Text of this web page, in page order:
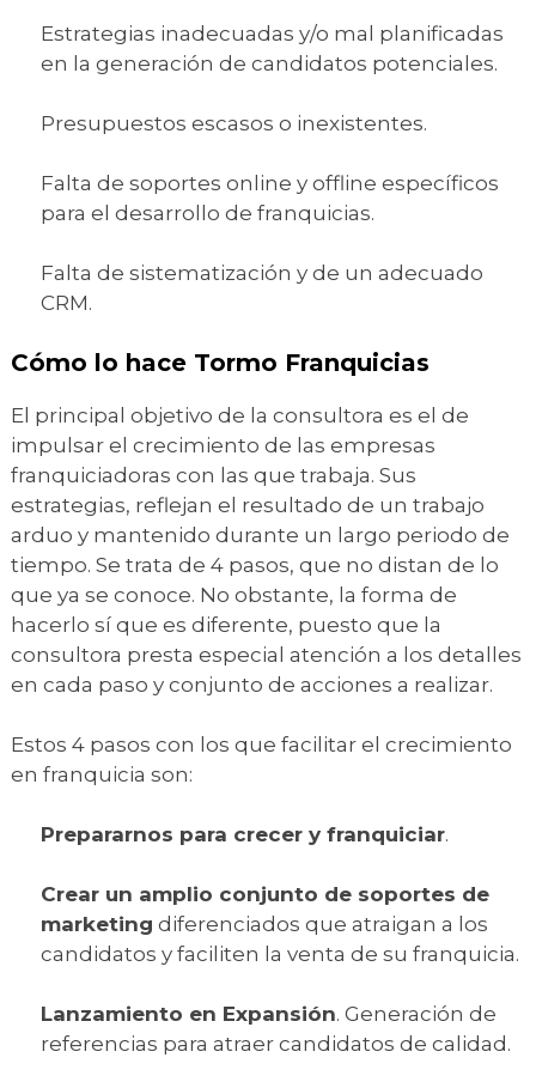
Estrategias inadecuadas y/o mal planificadas
en la generación de candidatos potenciales.
Presupuestos escasos o inexistentes.
Falta de soportes online y offline específicos
para el desarrollo de franquicias.
Falta de sistematización y de un adecuado
CRM.
Cómo lo hace Tormo Franquicias
El principal objetivo de la consultora es el de
impulsar el crecimiento de las empresas
franquiciadoras con las que trabaja. Sus
estrategias, reflejan el resultado de un trabajo
arduo y mantenido durante un largo periodo de
tiempo. Se trata de 4 pasos, que no distan de lo
que ya se conoce. No obstante, la forma de
hacerlo sí que es diferente, puesto que la
consultora presta especial atención a los detalles
en cada paso y conjunto de acciones a realizar.
Estos 4 pasos con los que facilitar el crecimiento
en franquicia son:
Prepararnos para crecer y franquiciar.
Crear un amplio conjunto de soportes de
marketing diferenciados que atraigan a los
candidatos y faciliten la venta de su franquicia.
Lanzamiento en Expansión. Generación de
referencias para atraer candidatos de calidad.